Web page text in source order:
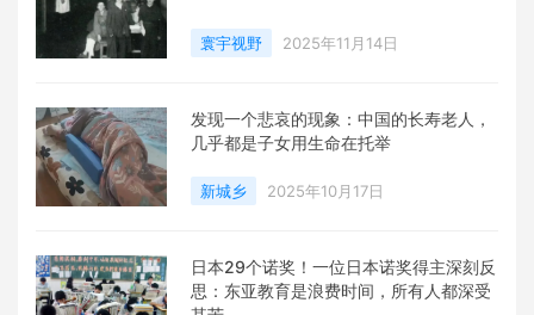
寰宇视野 2025年11月14日
发现一个悲哀的现象：中国的长寿老人，
几乎都是子女用生命在托举
新城乡 2025年10月17日
日本29个诺奖！一位日本诺奖得主深刻反
思：东亚教育是浪费时间，所有人都深受